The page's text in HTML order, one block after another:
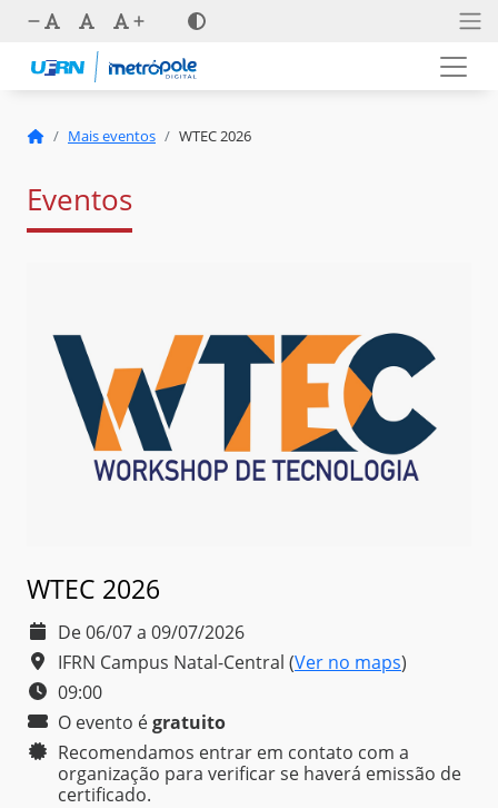
Mais eventos WTEC 2026
Eventos
WTEC 2026
De 06/07 a 09/07/2026
IFRN Campus Natal-Central (Ver no maps)
09:00
O evento égratuito
Recomendamos entrar em contato com a
organização para verificar se haverá emissão de
certificado.